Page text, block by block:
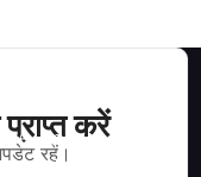
करें
रहें।
गणितीय रूप से सही